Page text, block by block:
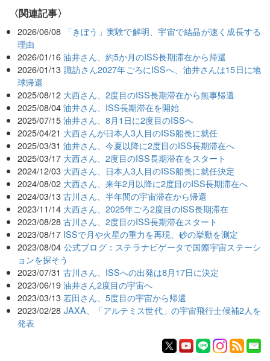
関連記事
2026/06/08
「きぼう」実験で解明、宇宙で結晶が速く成長する
理由
2026/01/16 油井さん、約5か月のISS長期滞在から帰還
2026/01/13 諏訪さん2027年ごろにISSへ、油井さんは15日に地
球帰還
2025/08/12 大西さん、2度目のISS長期滞在から無事帰還
2025/08/04 油井さん、ISS長期滞在を開始
2025/07/15 油井さん、8月1日に2度目のISSへ
2025/04/21 大西さんが日本人3人目のISS船長に就任
2025/03/31 油井さん、今夏以降に2度目のISS長期滞在へ
2025/03/17 大西さん、2度目のISS長期滞在をスタート
2024/12/03 大西さん、日本人3人目のISS船長に就任決定
2024/08/02 大西さん、来年2月以降に2度目のISS長期滞在へ
2024/03/13 古川さん、半年間の宇宙滞在から帰還
2023/11/14 大西さん、2025年ごろ2度目のISS長期滞在
2023/08/28 古川さん、2度目のISS長期滞在スタート
2023/08/17 ISSで月や火星の重力を再現、砂の挙動を測定
2023/08/04 公式ブログ：ステラナビゲータで国際宇宙ステーシ
ョンを探そう
2023/07/31 古川さん、ISSへの出発は8月17日に決定
2023/06/19 油井さん2度目の宇宙へ
2023/03/13 若田さん、5度目の宇宙から帰還
2023/02/28 JAXA、「アルテミス世代」の宇宙飛行士候補2人を
発表